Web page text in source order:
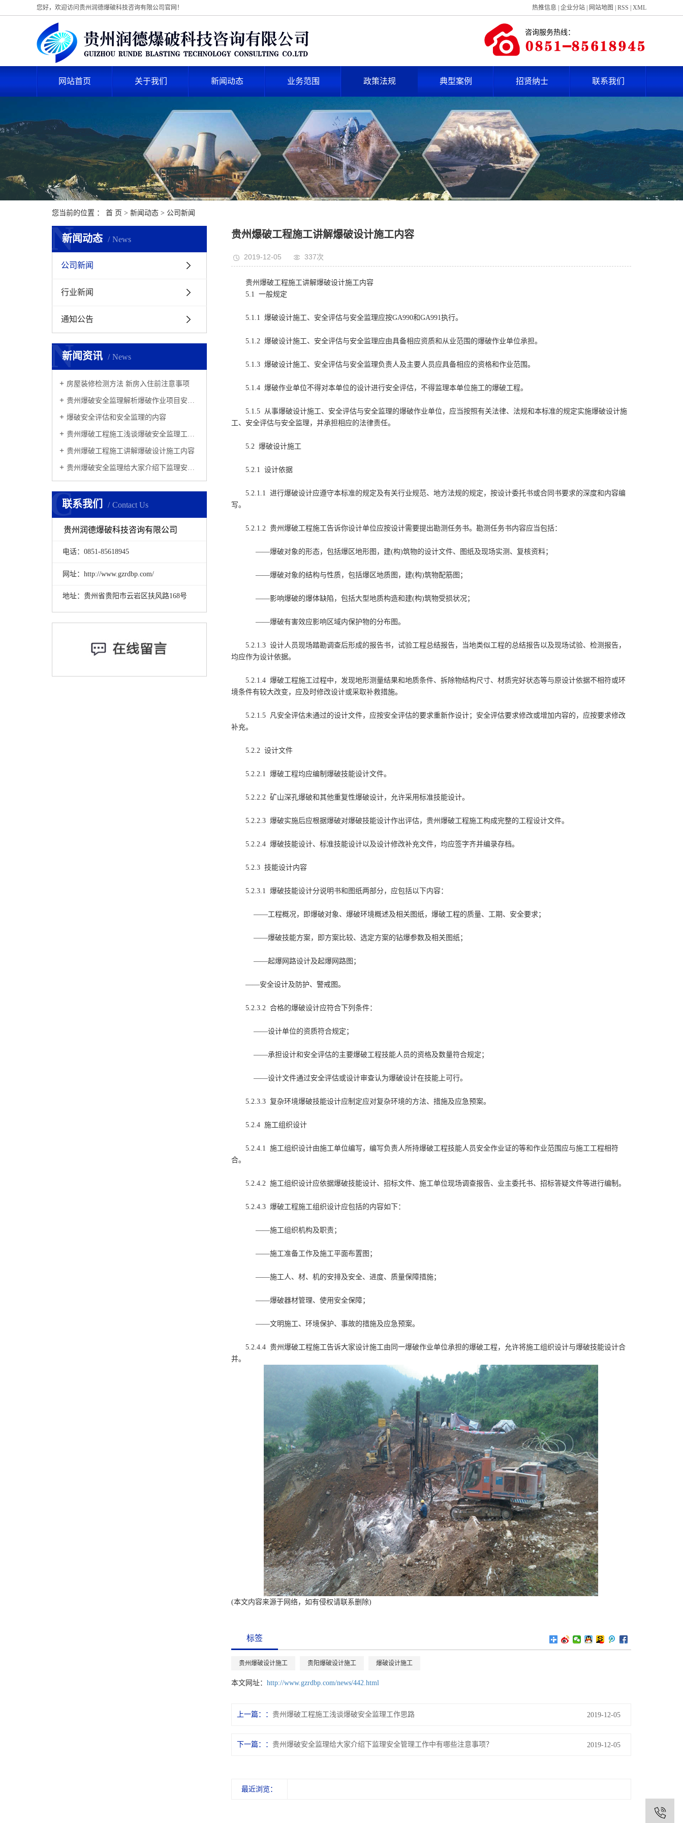
您好，欢迎访问贵州润德爆破科技咨询有限公司官网！ 热推信息 企业分站 网站地图 RSS XML
咨询服务热线：
网站首页 关于我们 新闻动态 业务范围 政策法规 典型案例 招贤纳士 联系我们
您当前的位置 ： 首 页 > 新闻动态 > 公司新闻
新闻动态 News
N
公司新闻
行业新闻
通知公告
新闻资讯 News
N
​房屋装修检测方法 新房入住前注意事项
贵州爆破安全监理解析爆破作业项目安全监理
爆破安全评估和安全监理的内容
贵州爆破工程施工浅谈爆破安全监理工作思路
贵州爆破工程施工讲解爆破设计施工内容
贵州爆破安全监理给大家介绍下监理安全管理工作中有哪些注意事项？
联系我们 Contact Us
C
贵州润德爆破科技咨询有限公司
电话：0851-85618945
网址：http://www.gzrdbp.com/
地址：贵州省贵阳市云岩区扶风路168号
贵州爆破工程施工讲解爆破设计施工内容
2019-12-05 337次
贵州爆破工程施工讲解爆破设计施工内容
5.1 一般规定
5.1.1 爆破设计施工、安全评估与安全监理应按GA990和GA991执行。
5.1.2 爆破设计施工、安全评估与安全监理应由具备相应资质和从业范围的爆破作业单位承担。
5.1.3 爆破设计施工、安全评估与安全监理负责人及主要人员应具备相应的资格和作业范围。
5.1.4 爆破作业单位不得对本单位的设计进行安全评估，不得监理本单位施工的爆破工程。
5.1.5 从事爆破设计施工、安全评估与安全监理的爆破作业单位，应当按照有关法律、法规和本标准的规定实施爆破设计施
工、安全评估与安全监理，并承担相应的法律责任。
5.2 爆破设计施工
5.2.1 设计依据
5.2.1.1 进行爆破设计应遵守本标准的规定及有关行业规范、地方法规的规定，按设计委托书或合同书要求的深度和内容编
写。
5.2.1.2 贵州爆破工程施工告诉你设计单位应按设计需要提出勘测任务书。勘测任务书内容应当包括：
——爆破对象的形态，包括爆区地形图，建(构)筑物的设计文件、图纸及现场实测、复核资料；
——爆破对象的结构与性质，包括爆区地质图，建(构)筑物配筋图；
——影响爆破的爆体缺陷，包括大型地质构造和建(构)筑物受损状况；
——爆破有害效应影响区域内保护物的分布图。
5.2.1.3 设计人员现场踏勘调查后形成的报告书，试验工程总结报告，当地类似工程的总结报告以及现场试验、检测报告，
均应作为设计依据。
5.2.1.4 爆破工程施工过程中，发现地形测量结果和地质条件、拆除物结构尺寸、材质完好状态等与原设计依据不相符或环
境条件有较大改变，应及时修改设计或采取补救措施。
5.2.1.5 凡安全评估未通过的设计文件，应按安全评估的要求重新作设计；安全评估要求修改或增加内容的，应按要求修改
补充。
5.2.2 设计文件
5.2.2.1 爆破工程均应编制爆破技能设计文件。
5.2.2.2 矿山深孔爆破和其他重复性爆破设计，允许采用标准技能设计。
5.2.2.3 爆破实施后应根据爆破对爆破技能设计作出评估，贵州爆破工程施工构成完整的工程设计文件。
5.2.2.4 爆破技能设计、标准技能设计以及设计修改补充文件，均应签字齐并编录存档。
5.2.3 技能设计内容
5.2.3.1 爆破技能设计分说明书和图纸两部分，应包括以下内容：
——工程概况，即爆破对象、爆破环境概述及相关图纸，爆破工程的质量、工期、安全要求；
——爆破技能方案，即方案比较、选定方案的钻爆参数及相关图纸；
——起爆网路设计及起爆网路图；
——安全设计及防护、警戒图。
5.2.3.2 合格的爆破设计应符合下列条件：
——设计单位的资质符合规定；
——承担设计和安全评估的主要爆破工程技能人员的资格及数量符合规定；
——设计文件通过安全评估或设计审查认为爆破设计在技能上可行。
5.2.3.3 复杂环境爆破技能设计应制定应对复杂环境的方法、措施及应急预案。
5.2.4 施工组织设计
5.2.4.1 施工组织设计由施工单位编写，编写负责人所持爆破工程技能人员安全作业证的等和作业范围应与施工工程相符
合。
5.2.4.2 施工组织设计应依据爆破技能设计、招标文件、施工单位现场调查报告、业主委托书、招标答疑文件等进行编制。
5.2.4.3 爆破工程施工组织设计应包括的内容如下：
——施工组织机构及职责；
——施工准备工作及施工平面布置图；
——施工人、材、机的安排及安全、进度、质量保障措施；
——爆破器材管理、使用安全保障；
——文明施工、环境保护、事故的措施及应急预案。
5.2.4.4 贵州爆破工程施工告诉大家设计施工由同一爆破作业单位承担的爆破工程，允许将施工组织设计与爆破技能设计合
并。
(本文内容来源于网络，如有侵权请联系删除)
标签
贵州爆破设计施工 贵阳爆破设计施工 爆破设计施工
本文网址： http://www.gzrdbp.com/news/442.html
上一篇： 贵州爆破工程施工浅谈爆破安全监理工作思路 2019-12-05
下一篇： 贵州爆破安全监理给大家介绍下监理安全管理工作中有哪些注意事项？ 2019-12-05
最近浏览：